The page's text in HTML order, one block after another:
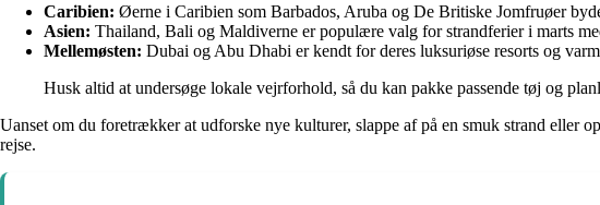
Caribien: Øerne i Caribien som Barbados, Aruba og De Britiske Jomfruøer
Asien: Thailand, Bali og Maldiverne er populære valg for strandferier i marts
Mellemøsten: Dubai og Abu Dhabi er kendt for deres luksuriøse resorts og
Husk altid at undersøge lokale vejrforhold, så du kan pakke passende tøj og
Uanset om du foretrækker at udforske nye kulturer, slappe af på en smuk strand eller
rejse.